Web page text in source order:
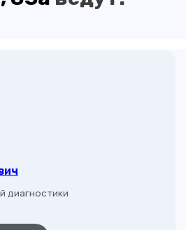
диагностики